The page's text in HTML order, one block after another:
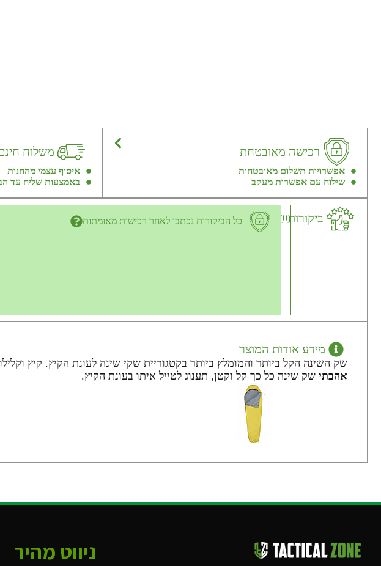
רכישה מאובטחת
אפשרויות תשלום מאובטחות
שילוח עם אפשרות מעקב
משלוח
איסוף עצמי מהחנות
באמצעות שליח עד
ביקורות(0) כל הביקורות נכתבו לאחר רכישות מאומתות
מידע אודות המוצר
שק השינה הקל ביותר והמומלץ ביותר בקטגוריית שקי שינה לעונת הקיץ. קיץ
אהבתי שק שינה כל כך קל וקטן, תענוג לטייל איתו בעונת הקיץ.
ניווט מהיר